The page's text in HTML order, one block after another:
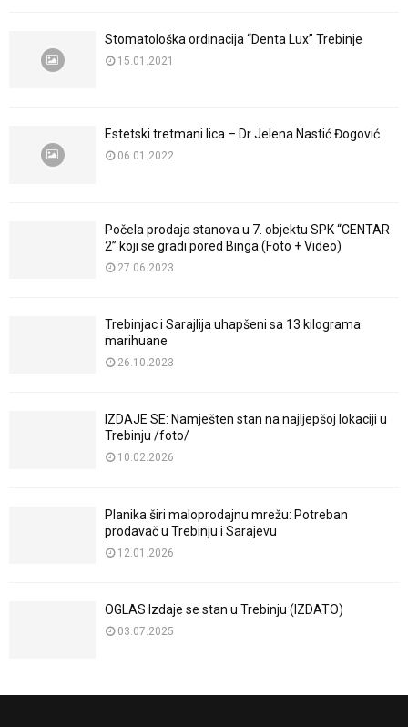
Stomatološka ordinacija “Denta Lux” Trebinje
15.01.2021
Estetski tretmani lica – Dr Jelena Nastić Đogović
06.01.2022
Počela prodaja stanova u 7. objektu SPK “CENTAR
2” koji se gradi pored Binga (Foto + Video)
27.06.2023
Trebinjac i Sarajlija uhapšeni sa 13 kilograma
marihuane
26.10.2023
IZDAJE SE: Namješten stan na najljepšoj lokaciji u
Trebinju /foto/
10.02.2026
Planika širi maloprodajnu mrežu: Potreban
prodavač u Trebinju i Sarajevu
12.01.2026
OGLAS Izdaje se stan u Trebinju (IZDATO)
03.07.2025